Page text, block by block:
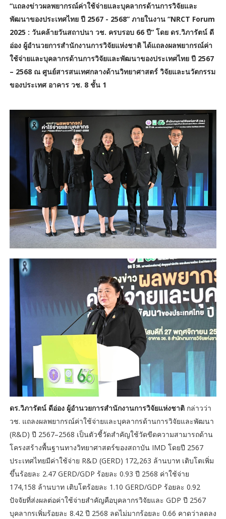
“แถลงข่าวผลพยากรณ์ค่าใช้จ่ายและบุคลากรด้านการวิจัยและ
พัฒนาของประเทศไทย ปี 2567 - 2568” ภายในงาน “NRCT Forum
2025 : วันคล้ายวันสถาปนา วช. ครบรอบ 66 ปี” โดย ดร.วิภารัตน์ ดี
อ่อง ผู้อำนวยการสำนักงานการวิจัยแห่งชาติ ได้แถลงผลพยากรณ์ค่า
ใช้จ่ายและบุคลากรด้านการวิจัยและพัฒนาของประเทศไทย ปี 2567
– 2568 ณ ศูนย์สารสนเทศกลางด้านวิทยาศาสตร์ วิจัยและนวัตกรรม
ของประเทศ อาคาร วช. 8 ชั้น 1
ดร.วิภารัตน์ ดีอ่อง ผู้อำนวยการสำนักงานการวิจัยแห่งชาติกล่าวว่า
วช. แถลงผลพยากรณ์ค่าใช้จ่ายและบุคลากรด้านการวิจัยและพัฒนา
(R&D) ปี 2567–2568 เป็นตัวชี้วัดสำคัญใช้วัดขีดความสามารถด้าน
โครงสร้างพื้นฐานทางวิทยาศาสตร์ของสถาบัน IMD โดยปี 2567
ประเทศไทยมีค่าใช้จ่าย R&D (GERD) 172,263 ล้านบาท เติบโตเพิ่ม
ขึ้นร้อยละ 2.47 GERD/GDP ร้อยละ 0.93 ปี 2568 ค่าใช้จ่าย
174,158 ล้านบาท เติบโตร้อยละ 1.10 GERD/GDP ร้อยละ 0.92
ปัจจัยที่ส่งผลต่อค่าใช้จ่ายสำคัญคือบุคลากรวิจัยและ GDP ปี 2567
บุคลากรเพิ่มร้อยละ 8.42 ปี 2568 ลดไม่มากร้อยละ 0.66 คาดว่าลดลง